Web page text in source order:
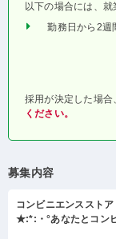
以下の場合には、就
勤務日から2週
採用が決定した場合
ください。
募集内容
コンビニエンススト
★:*:・°あなたとコン